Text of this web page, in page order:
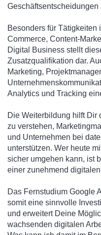
Geschäftsentscheidungen
Besonders für Tätigkeiten
Commerce, Content-
Digital Business stellt
Zusatzqualifikation dar.
Marketing,
Analytics und Tracking
Die Weiterbildung hilft Dir
zu verstehen,
und Unternehmen bei
unterstützen. Wer heute
sicher umgehen kann, ist
einer zunehmend
Das Fernstudium Google
somit eine sinnvolle
und erweitert Deine
wachsenden digitalen